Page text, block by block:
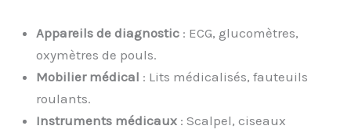
Appareils de diagnostic : ECG, glucomètres,
oxymètres de pouls.
Mobilier médical : Lits médicalisés, fauteuils
roulants.
Instruments médicaux : Scalpel, ciseaux